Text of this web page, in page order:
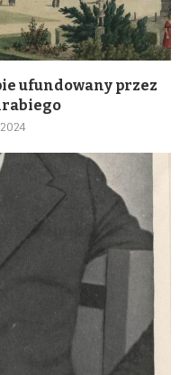
ufundowany przez